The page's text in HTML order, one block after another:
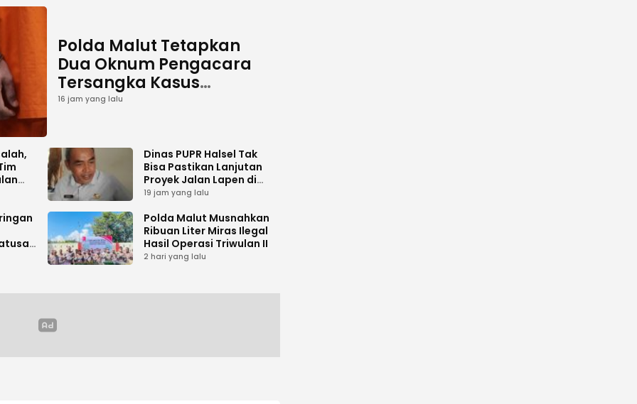
Polda Malut Tetapkan
Dua Oknum Pengacara
Tersangka Kasus
Pemalsuan Dokumen
16 jam yang lalu
Dinas PUPR Halsel Tak
Bisa Pastikan Lanjutan
Proyek Jalan Lapen di
Desa Sambiki
19 jam yang lalu
Polda Malut Musnahkan
Ribuan Liter Miras Ilegal
Hasil Operasi Triwulan II
2 hari yang lalu